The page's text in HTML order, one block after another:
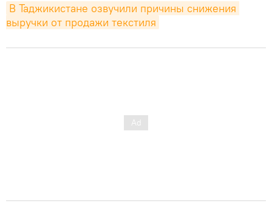
В Таджикистане озвучили причины снижения
выручки от продажи текстиля